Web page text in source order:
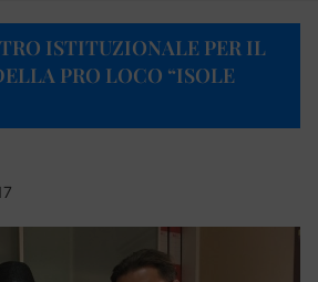
ISTITUZIONALE PER IL
PRO LOCO “ISOLE